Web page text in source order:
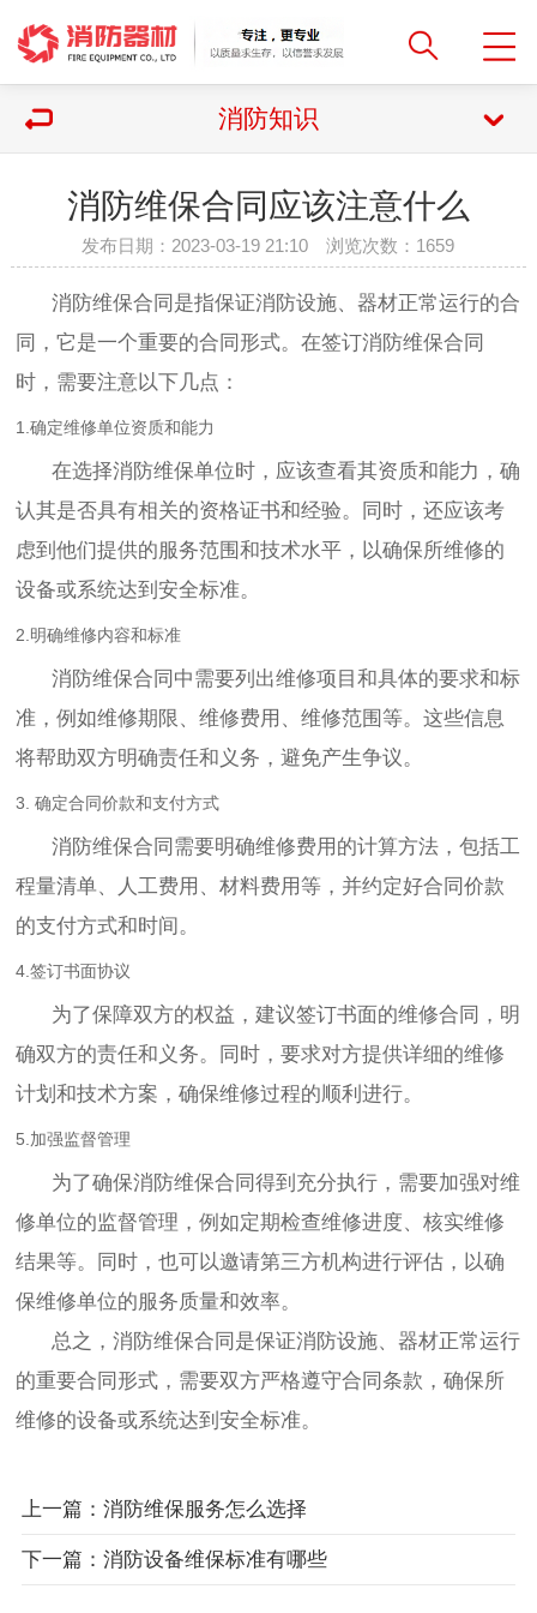
消防知识
消防维保合同应该注意什么
发布日期：2023-03-19 21:10 浏览次数： 1659
消防维保合同是指保证消防设施、器材正常运行的合
同，它是一个重要的合同形式。在签订消防维保合同
时，需要注意以下几点：
1.确定维修单位资质和能力
在选择消防维保单位时，应该查看其资质和能力，确
认其是否具有相关的资格证书和经验。同时，还应该考
虑到他们提供的服务范围和技术水平，以确保所维修的
设备或系统达到安全标准。
2.明确维修内容和标准
消防维保合同中需要列出维修项目和具体的要求和标
准，例如维修期限、维修费用、维修范围等。这些信息
将帮助双方明确责任和义务，避免产生争议。
3. 确定合同价款和支付方式
消防维保合同需要明确维修费用的计算方法，包括工
程量清单、人工费用、材料费用等，并约定好合同价款
的支付方式和时间。
4.签订书面协议
为了保障双方的权益，建议签订书面的维修合同，明
确双方的责任和义务。同时，要求对方提供详细的维修
计划和技术方案，确保维修过程的顺利进行。
5.加强监督管理
为了确保消防维保合同得到充分执行，需要加强对维
修单位的监督管理，例如定期检查维修进度、核实维修
结果等。同时，也可以邀请第三方机构进行评估，以确
保维修单位的服务质量和效率。
总之，消防维保合同是保证消防设施、器材正常运行
的重要合同形式，需要双方严格遵守合同条款，确保所
维修的设备或系统达到安全标准。
上一篇：消防维保服务怎么选择
下一篇：消防设备维保标准有哪些